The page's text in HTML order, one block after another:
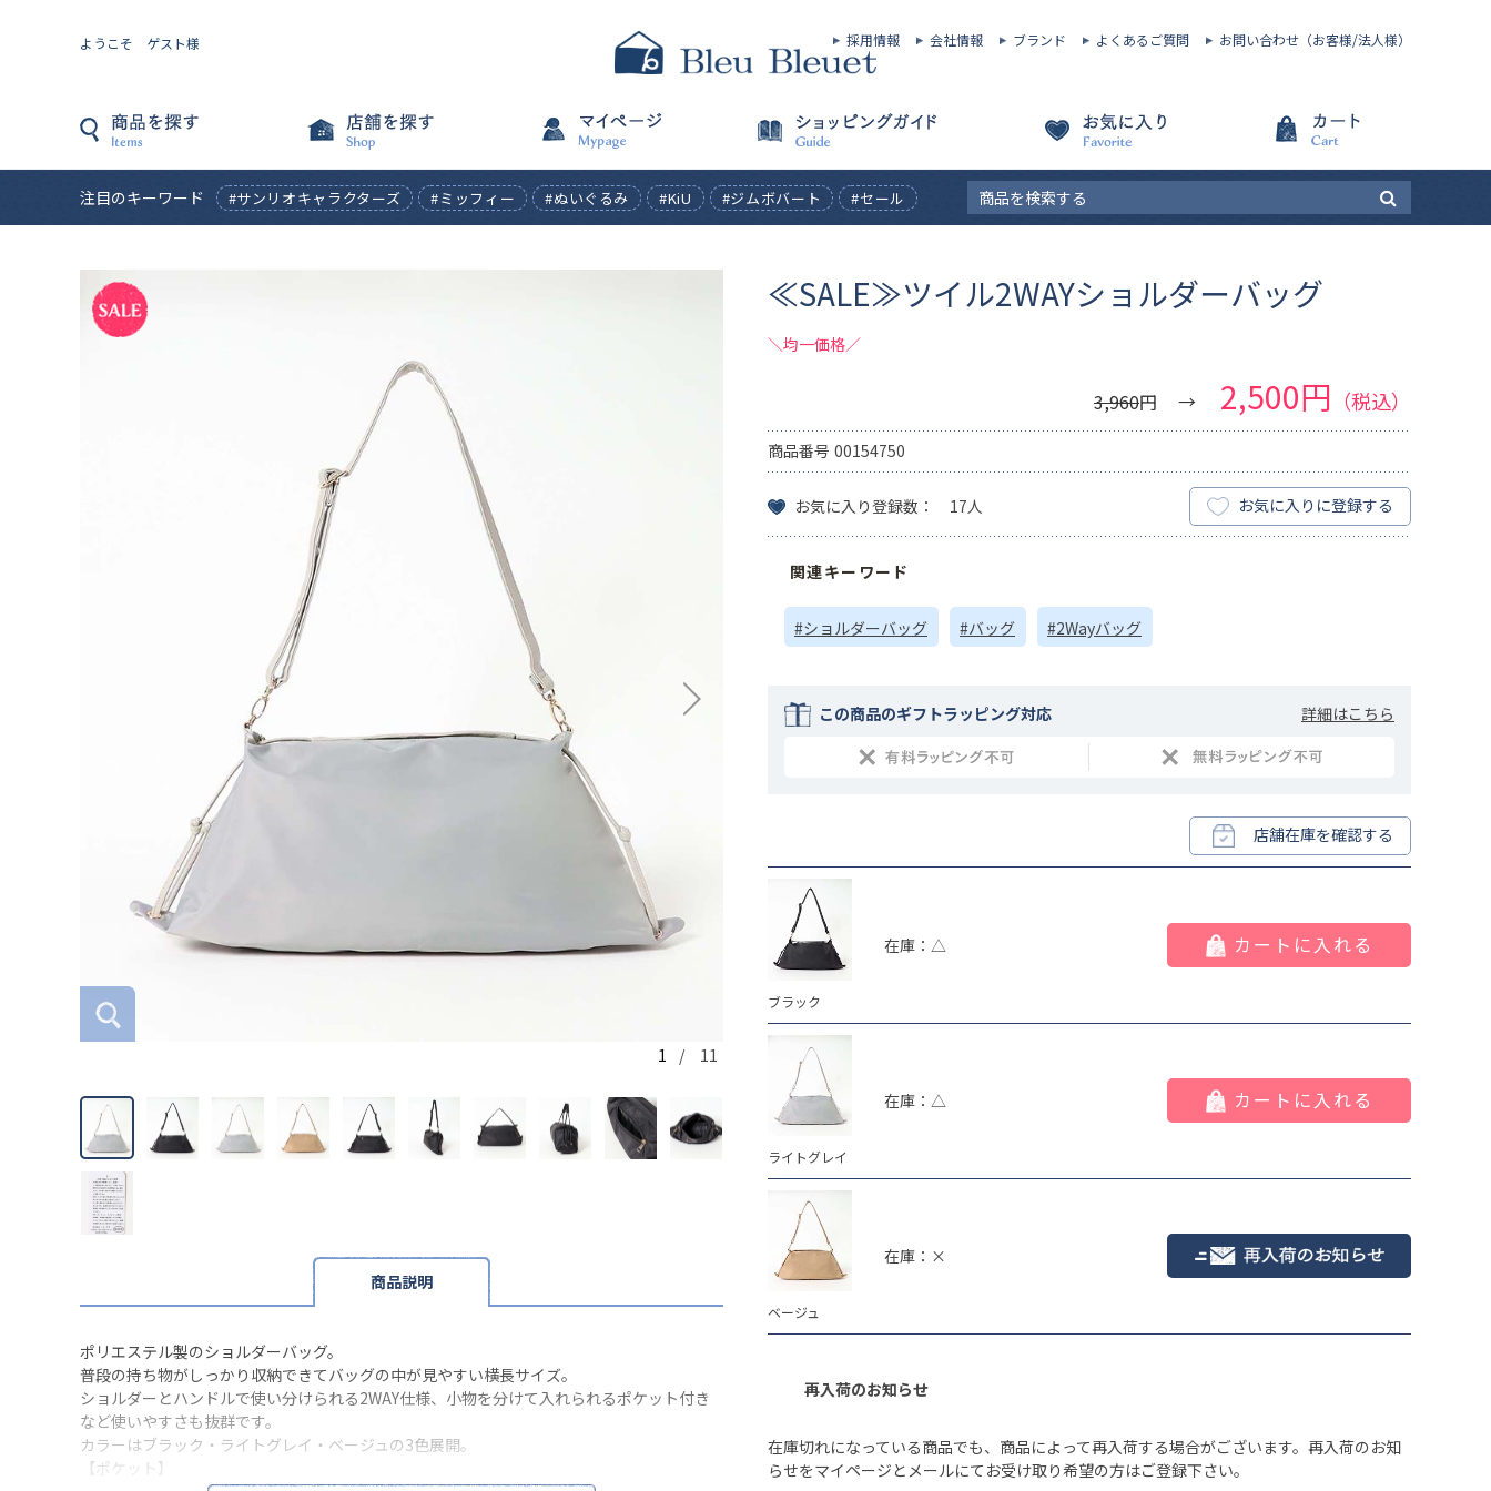
ようこそ ゲスト様 採用情報 会社情報 ブランド よくあるご質問 お問い合わせ（お客様/法人様）
注目のキーワード #サンリオキャラクターズ #ミッフィー #ぬいぐるみ #KiU #ジムボバート #セール
1 / 11
商品説明
ポリエステル製のショルダーバッグ。
普段の持ち物がしっかり収納できてバッグの中が見やすい横長サイズ。
ショルダーとハンドルで使い分けられる2WAY仕様、小物を分けて入れられるポケット付き
など使いやすさも抜群です。
カラーはブラック・ライトグレイ・ベージュの3色展開。
【ポケット】
≪SALE≫ツイル2WAYショルダーバッグ
＼均一価格／
3,960円 2,500円 （税込）
商品番号 00154750
お気に入り登録数： 17人 お気に入りに登録する
関連キーワード
#ショルダーバッグ #バッグ #2Wayバッグ
この商品のギフトラッピング対応 詳細はこちら
店舗在庫を確認する
ブラック
在庫：△ カートに入れる
ライトグレイ
在庫：△ カートに入れる
ベージュ
在庫：×
再入荷のお知らせ
在庫切れになっている商品でも、商品によって再入荷する場合がございます。再入荷のお知
らせをマイページとメールにてお受け取り希望の方はご登録下さい。